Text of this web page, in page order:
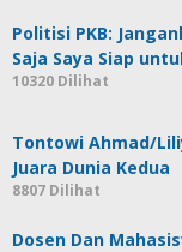
Politisi PKB:
Saja Saya Siap
10320 Dilihat
Tontowi Ahmad/
Juara Dunia Kedua
8807 Dilihat
Dosen Dan